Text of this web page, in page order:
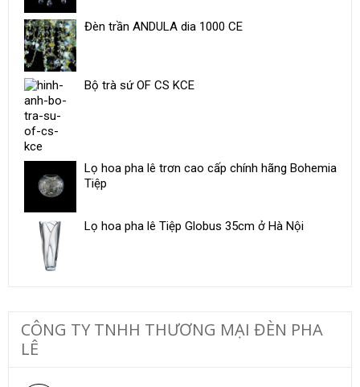
Đèn trần ANDULA dia 1000 CE
Bộ trà sứ ​OF CS KCE
Lọ hoa pha lê trơn cao cấp chính hãng Bohemia
Tiệp
Lọ hoa pha lê Tiệp Globus 35cm ở Hà Nội
CÔNG TY TNHH THƯƠNG MẠI ĐÈN PHA
LÊ